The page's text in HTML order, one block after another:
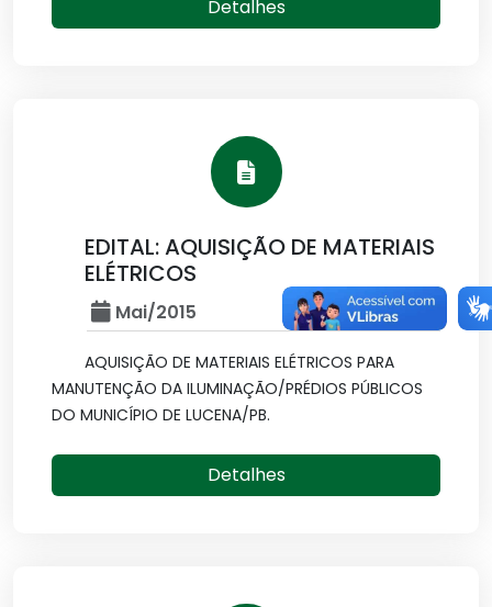
Detalhes
EDITAL: AQUISIÇÃO DE MATERIAIS
ELÉTRICOS
Mai/2015
AQUISIÇÃO DE MATERIAIS ELÉTRICOS PARA
MANUTENÇÃO DA ILUMINAÇÃO/PRÉDIOS PÚBLICOS
DO MUNICÍPIO DE LUCENA/PB.
Detalhes